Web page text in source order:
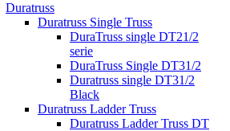
Duratruss
Duratruss Single Truss
DuraTruss single DT21/2
serie
DuraTruss Single DT31/2
Duratruss single DT31/2
Black
Duratruss Ladder Truss
Duratruss Ladder Truss DT